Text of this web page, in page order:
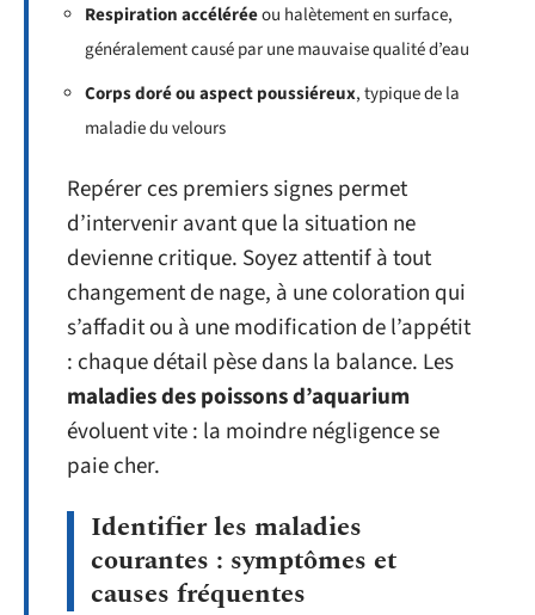
Respiration accéléréeou halètement en surface,
généralement causé par une mauvaise qualité d’eau
Corps doré ou aspect poussiéreux, typique de la
maladie du velours
Repérer ces premiers signes permet
d’intervenir avant que la situation ne
devienne critique. Soyez attentif à tout
changement de nage, à une coloration qui
s’affadit ou à une modification de l’appétit
: chaque détail pèse dans la balance. Les
maladies des poissons d’aquarium
évoluent vite : la moindre négligence se
paie cher.
Identifier les maladies
courantes : symptômes et
causes fréquentes